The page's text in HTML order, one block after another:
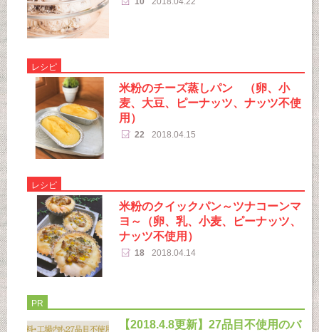
レシピ
米粉のチーズ蒸しパン （卵、小
麦、大豆、ピーナッツ、ナッツ不使
用）
22 2018.04.15
レシピ
米粉のクイックパン～ツナコーンマ
ヨ～（卵、乳、小麦、ピーナッツ、
ナッツ不使用）
18 2018.04.14
PR
【2018.4.8更新】27品目不使用のバ